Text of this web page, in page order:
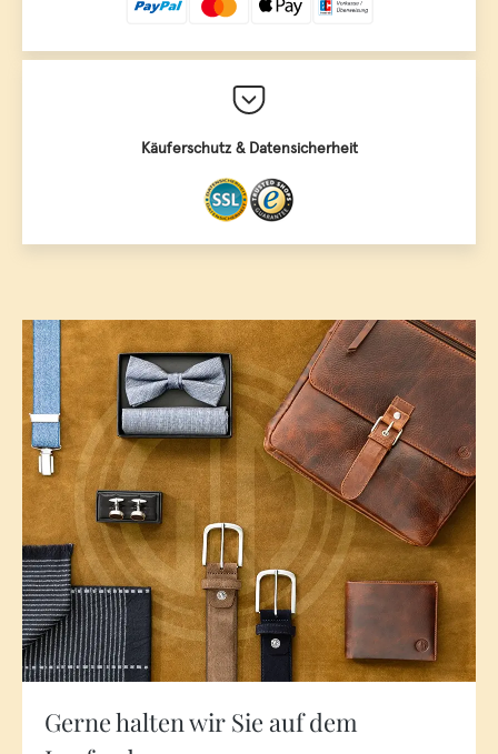
Käuferschutz & Datensicherheit
Gerne halten wir Sie auf dem